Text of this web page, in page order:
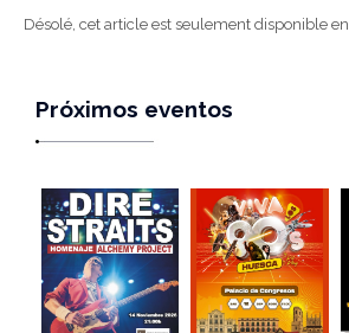
Désolé, cet article est seulement disponible en
Próximos eventos